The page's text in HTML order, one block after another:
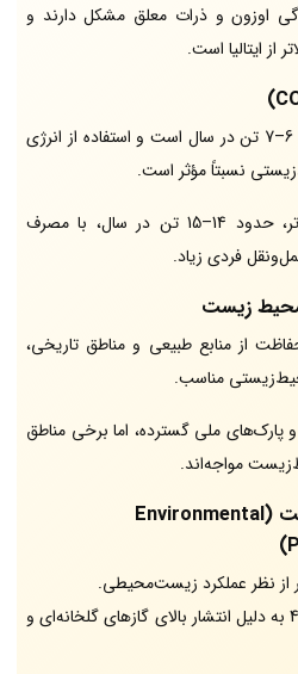
اوزون و ذرات معلق مشکل دارند و
انتشار سرانه کربن حدود 6–7 تن در سال است و استفاده از انرژی
نسبتاً مؤثر است.
انتشار سرانه کربن بالاتر، حدود 14–15 تن در سال، با مصرف
فردی زیاد.
زیست
از منابع طبیعی و مناطق تاریخی،
مناسب.
پارک‌های ملی گسترده، اما برخی مناطق
مواجه‌اند.
رتبه‌بندی جهانی محیط‌زیست (Environmental
معمولاً حدود رتبه 40–45 به دلیل انتشار بالای گازهای گلخانه‌ای و